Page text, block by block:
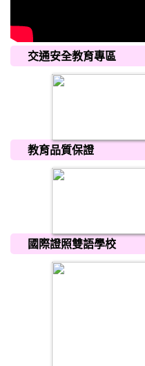
交通安全教育專區
教育品質保證
國際證照雙語學校